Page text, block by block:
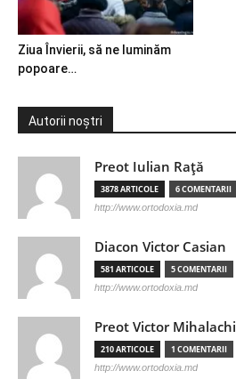
Ziua Învierii, să ne luminăm
popoare…
Autorii noștri
Preot Iulian Raţă
3878 ARTICOLE 6 COMENTARII
http://www.ortodoxia.md
Diacon Victor Casian
581 ARTICOLE 5 COMENTARII
http://www.ortodoxia.md
Preot Victor Mihalachi
210 ARTICOLE 1 COMENTARII
http://www.ortodoxia.md